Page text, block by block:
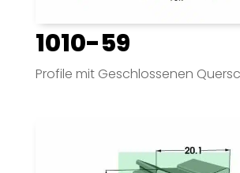
1010-59
Profile mit Geschlossenen